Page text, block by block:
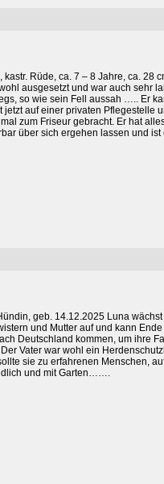
kastr. Rüde, ca. 7 – 8 Jahre, ca. 28
ausgesetzt und war auch sehr
so wie sein Fell aussah ….. Er
jetzt auf einer privaten Pflegestelle
zum Friseur gebracht. Er hat
über sich ergehen lassen und ist
geb. 14.12.2025 Luna
und Mutter auf und kann
Deutschland kommen, um ihre
Vater war wohl ein
sie zu erfahrenen Menschen,
und mit Garten…….